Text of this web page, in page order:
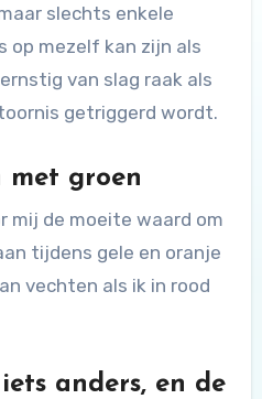
slechts enkele
op mezelf kan zijn als
van slag raak als
getriggerd wordt.
met groen
mij de moeite waard om
tijdens gele en oranje
vechten als ik in rood
anders, en de